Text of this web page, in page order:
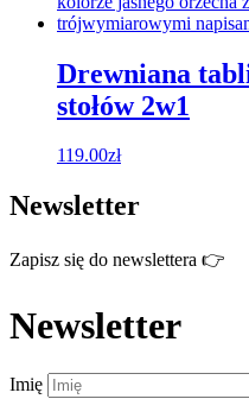
Drewniana
stołów 2w1
119.00zł
Newsletter
Zapisz się do newslettera 👉
Newsletter
Imię